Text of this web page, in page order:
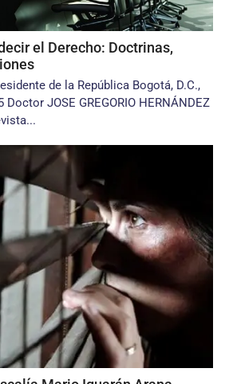
el Derecho: Doctrinas,
de la República Bogotá, D.C.,
JOSE GREGORIO HERNÁNDEZ